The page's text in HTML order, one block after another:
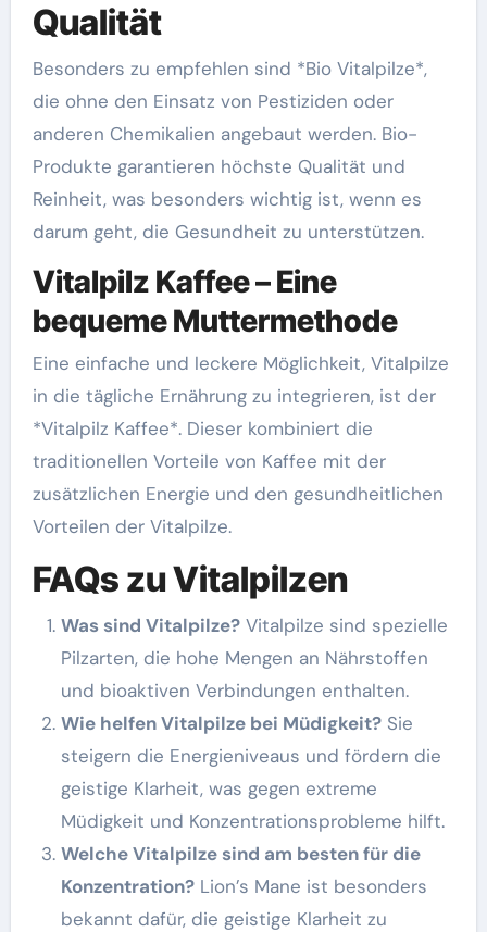
Qualität
Besonders zu empfehlen sind *Bio Vitalpilze*,
die ohne den Einsatz von Pestiziden oder
anderen Chemikalien angebaut werden. Bio-
Produkte garantieren höchste Qualität und
Reinheit, was besonders wichtig ist, wenn es
darum geht, die Gesundheit zu unterstützen.
Vitalpilz Kaffee – Eine
bequeme Muttermethode
Eine einfache und leckere Möglichkeit, Vitalpilze
in die tägliche Ernährung zu integrieren, ist der
*Vitalpilz Kaffee*. Dieser kombiniert die
traditionellen Vorteile von Kaffee mit der
zusätzlichen Energie und den gesundheitlichen
Vorteilen der Vitalpilze.
FAQs zu Vitalpilzen
Was sind Vitalpilze?Vitalpilze sind spezielle
Pilzarten, die hohe Mengen an Nährstoffen
und bioaktiven Verbindungen enthalten.
Wie helfen Vitalpilze bei Müdigkeit?Sie
steigern die Energieniveaus und fördern die
geistige Klarheit, was gegen extreme
Müdigkeit und Konzentrationsprobleme hilft.
Welche Vitalpilze sind am besten für die
Konzentration?Lion’s Mane ist besonders
bekannt dafür, die geistige Klarheit zu